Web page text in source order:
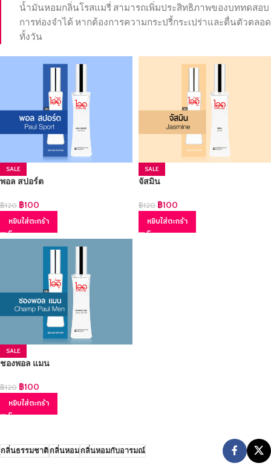
น้ำมันหอมกลิ่นโรสแมรี่ สามารถเพิ่มประสิทธิภาพของบททดสอบ
การท่องจำได้ หากต้องการความกระปรี้กระเปร่าและตื่นตัวตลอด
ทั้งวัน
SALE
พอล สปอร์ต
฿120 ฿100
หยิบใส่ตะกร้า
SALE
จัสมิน
฿120 ฿100
หยิบใส่ตะกร้า
SALE
ชองพอล แมน
฿120 ฿100
หยิบใส่ตะกร้า
กลิ่นธรรมชาติกลิ่นหอมกลิ่นหอมกับอารมณ์